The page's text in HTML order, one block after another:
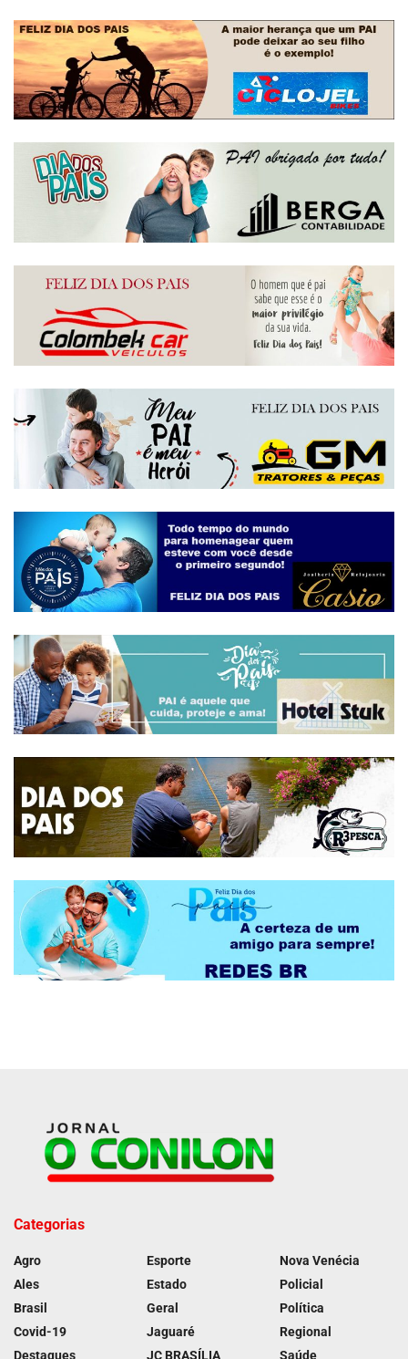
Categorias
Agro
Ales
Brasil
Covid-19
Destaques
Esporte
Estado
Geral
Jaguaré
JC BRASÍLIA
Nova Venécia
Policial
Política
Regional
Saúde